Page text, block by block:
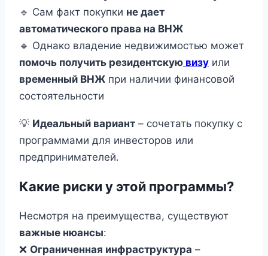
🔹 Сам факт покупки не дает
автоматического права на ВНЖ
🔹 Однако владение недвижимостью может
помочь получить резидентскую визу или
временный ВНЖ при наличии финансовой
состоятельности
💡 Идеальный вариант – сочетать покупку с
программами для инвесторов или
предпринимателей.
Какие риски у этой программы?
Несмотря на преимущества, существуют
важные нюансы:
❌ Ограниченная инфраструктура –